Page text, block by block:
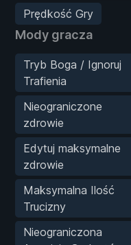
Prędkość Gry
Mody gracza
Tryb Boga / Ignoruj
Trafienia
Nieograniczone
zdrowie
Edytuj maksymalne
zdrowie
Maksymalna Ilość
Trucizny
Nieograniczona